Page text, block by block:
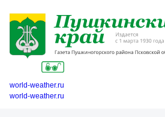
world-weather.ru
world-weather.ru